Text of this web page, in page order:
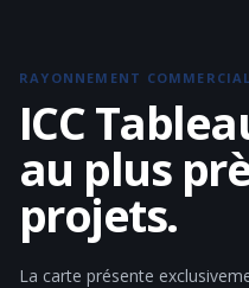
RAYONNEMENT COMMERCIAL
ICC
au plus
projets.
La carte présente